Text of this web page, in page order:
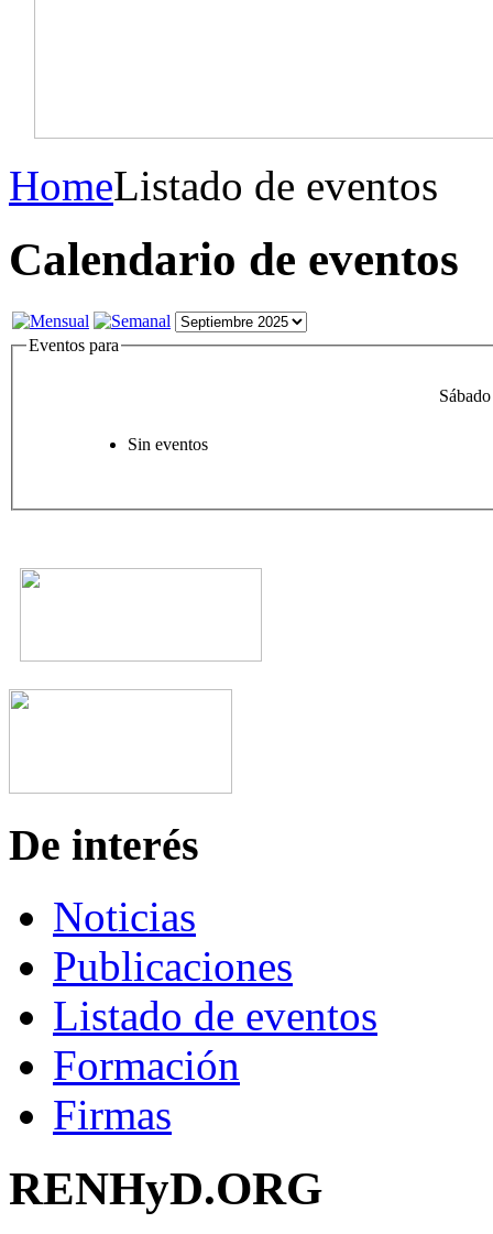
HomeListado de eventos
Calendario de eventos
Eventos para
Sin eventos
De interés
Noticias
Publicaciones
Listado de eventos
Formación
Firmas
RENHyD.ORG